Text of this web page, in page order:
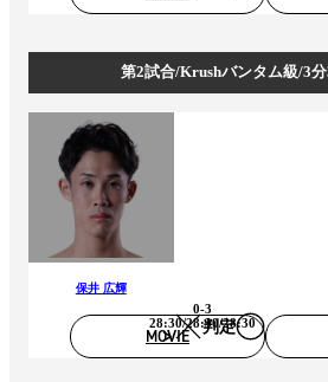
第2試合/Krushバンタム級/3
保井 広輝
判定
0-3
28:30/28:30/28:30
MOVIE